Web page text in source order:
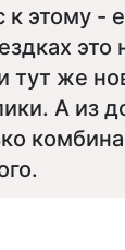
этому -
это
тут же
А из